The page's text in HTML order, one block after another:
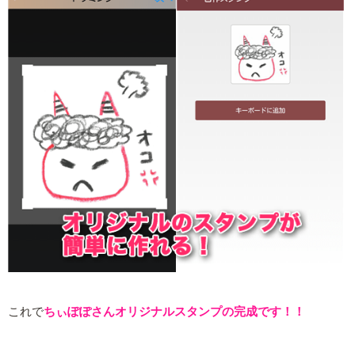
これでちぃぽぽさんオリジナルスタンプの完成です！！